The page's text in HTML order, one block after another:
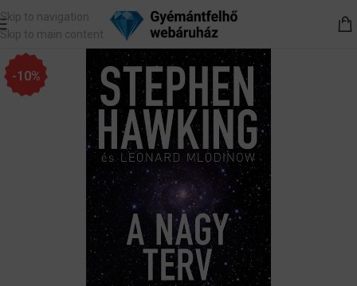
Skip to navigation
Skip to main content
-10%